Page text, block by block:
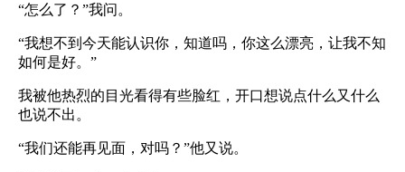
“怎么了？”我问。
“我想不到今天能认识你，知道吗，你这么漂亮，让我不知
如何是好。”
我被他热烈的目光看得有些脸红，开口想说点什么又什么
也说不出。
“我们还能再见面，对吗？”他又说。